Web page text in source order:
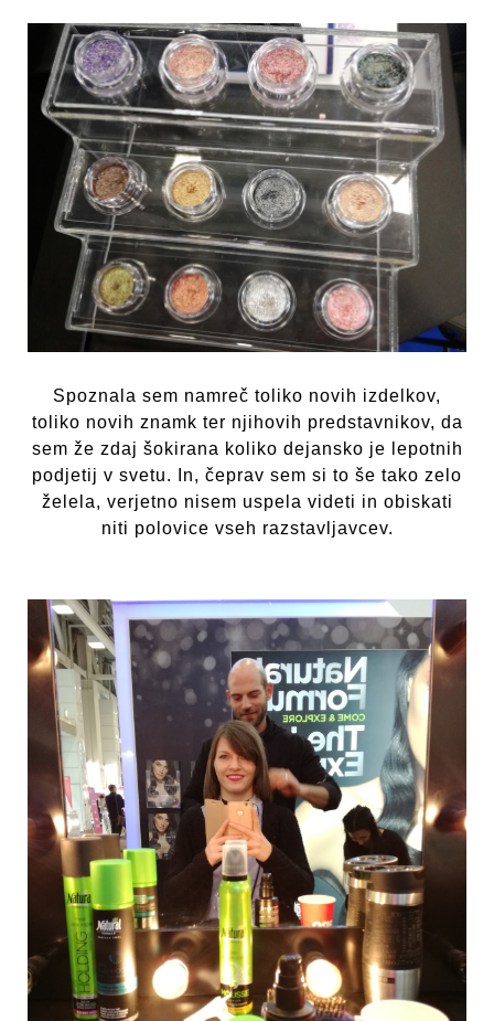
Spoznala sem namreč toliko novih izdelkov,
toliko novih znamk ter njihovih predstavnikov, da
sem že zdaj šokirana koliko dejansko je lepotnih
podjetij v svetu. In, čeprav sem si to še tako zelo
želela, verjetno nisem uspela videti in obiskati
niti polovice vseh razstavljavcev.